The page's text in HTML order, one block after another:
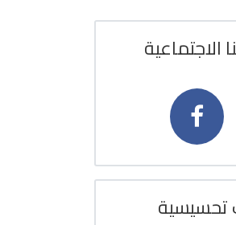
الاجتماعية
تحسيسية